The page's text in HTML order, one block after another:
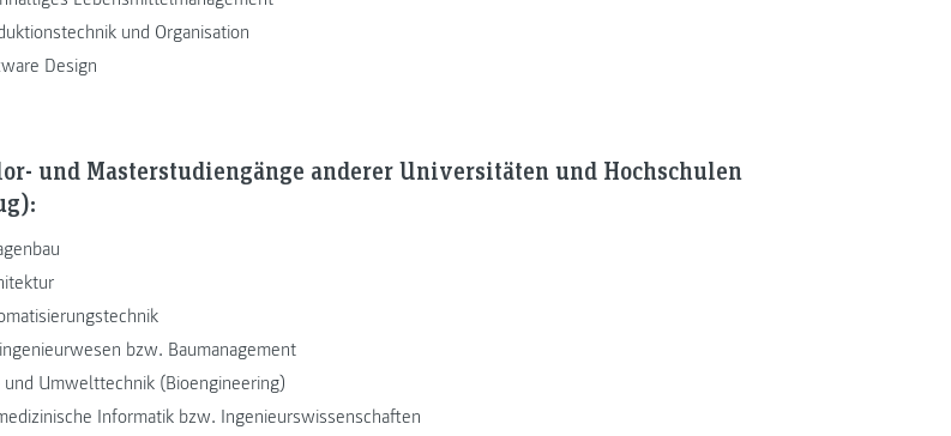
und Organisation
Design
und Masterstudiengänge anderer Universitäten und Hochschulen
bzw. Baumanagement
und Umwelttechnik (Bioengineering)
Informatik bzw. Ingenieurswissenschaften